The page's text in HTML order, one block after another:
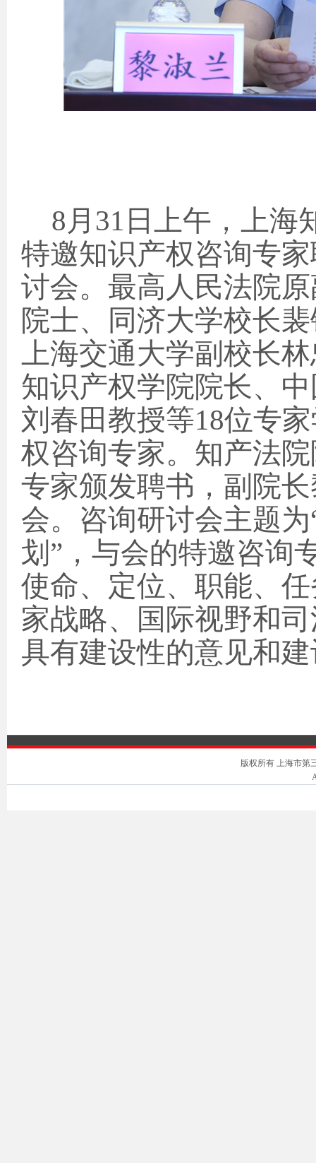
8 月 31 日 上午，上海
特邀知识产权咨询专
讨会。最高人民法院
院士、同济大学校长
上海交通大学副校长
知识产权学院院长、
刘春田教授等18位专
权咨询专家。知产法
专家颁发聘书，副院
会。咨询研讨会主题
划”，与会的特邀咨询
使命、定位、职能、
家战略、国际视野和
具有建设性的意见和
版权所有 上海市第